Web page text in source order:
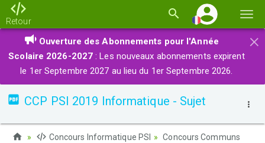
la
Retour
×
Ouverture des Abonnements pour l'Année
Scolaire 2026-2027 : Les nouveaux abonnements expirent
le 1er Septembre 2027 au lieu du 1er Septembre 2026.
CCP PSI 2019 Informatique - Sujet
Concours Informatique PSI
Concours Communs